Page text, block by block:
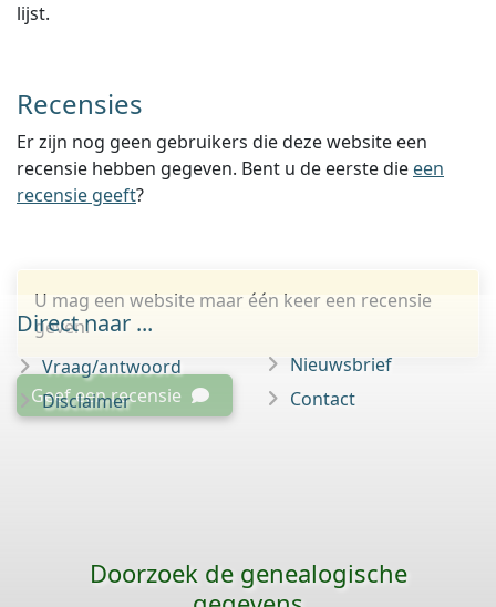
lijst.
Recensies
Er zijn nog geen gebruikers die deze website een
recensie hebben gegeven. Bent u de eerste die een
recensie geeft?
U mag een website maar één keer een recensie
geven.
Geef een recensie
Direct naar ...
Vraag/antwoord
Disclaimer
Nieuwsbrief
Contact
Doorzoek de genealogische